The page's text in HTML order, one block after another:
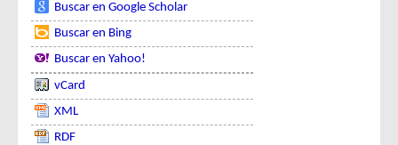
Buscar en Google Scholar
Buscar en Bing
Buscar en Yahoo!
vCard
XML
RDF